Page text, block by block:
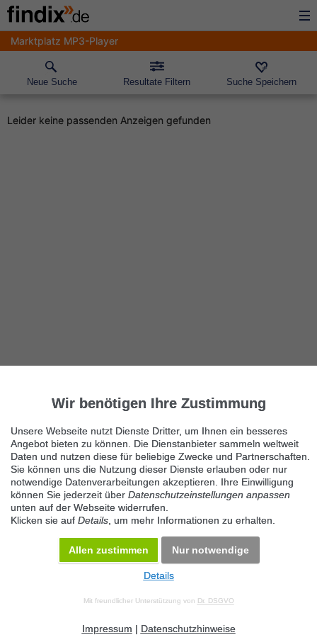
Marktplatz MP3-Player
Neue Suche Resultate Filtern Suche Speichern
Leider keine passenden Anzeigen gefunden
Datenschutz Impressum Kontakt Datenschutz anpassen Desktop Version
Wir benötigen Ihre Zustimmung
Unsere Webseite nutzt Dienste Dritter, um Ihnen ein besseres
Angebot bieten zu können. Die Dienstanbieter sammeln weltweit
Daten und nutzen diese für beliebige Zwecke und Partnerschaften.
Sie können uns die Nutzung dieser Dienste erlauben oder nur
notwendige Datenverarbeitungen akzeptieren. Ihre Einwilligung
können Sie jederzeit über Datenschutzeinstellungen anpassen
unten auf der Webseite widerrufen.
Klicken sie auf Details , um mehr Informationen zu erhalten.
Allen zustimmen Nur notwendige
Details
Mit freundlicher Unterstützung von Dr. DSGVO
Impressum | Datenschutzhinweise